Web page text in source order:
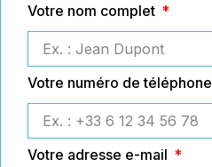
Votre nom complet
Votre numéro de téléphone
Votre adresse e-mail